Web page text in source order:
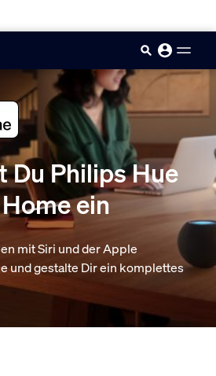
Du Philips Hue
ein
mit Siri und der Apple
und gestalte Dir ein komplettes